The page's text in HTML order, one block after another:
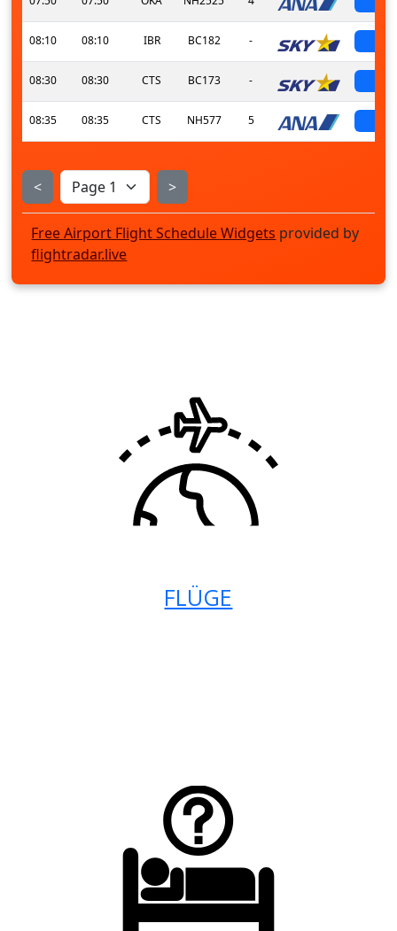
08:10 08:10 IBR BC182 -
08:30 08:30 CTS BC173 -
08:35 08:35 CTS NH577 5
< >
Free Airport Flight Schedule Widgets provided by
flightradar.live
FLÜGE